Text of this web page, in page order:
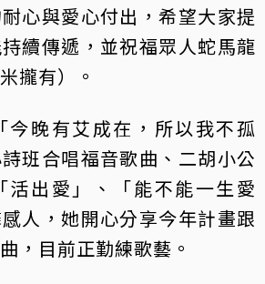
心與愛心付出，希望大家提
續傳遞，並祝福眾人蛇馬龍
攏有）。
今晚有艾成在，所以我不孤
班合唱福音歌曲、二胡小公
活出愛」、「能不能一生愛
人，她開心分享今年計畫跟
，目前正勤練歌藝。